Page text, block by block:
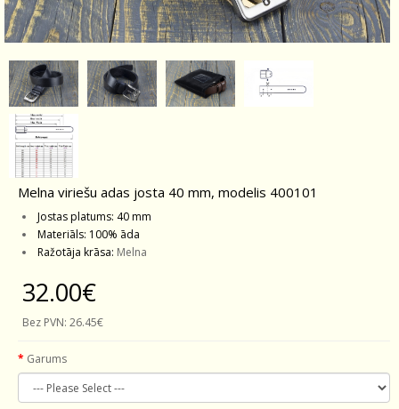
Melna viriešu adas josta 40 mm, modelis 400101
Jostas platums: 40 mm
Materiāls: 100% āda
Ražotāja krāsa: Melna
32.00€
Bez PVN: 26.45€
Garums